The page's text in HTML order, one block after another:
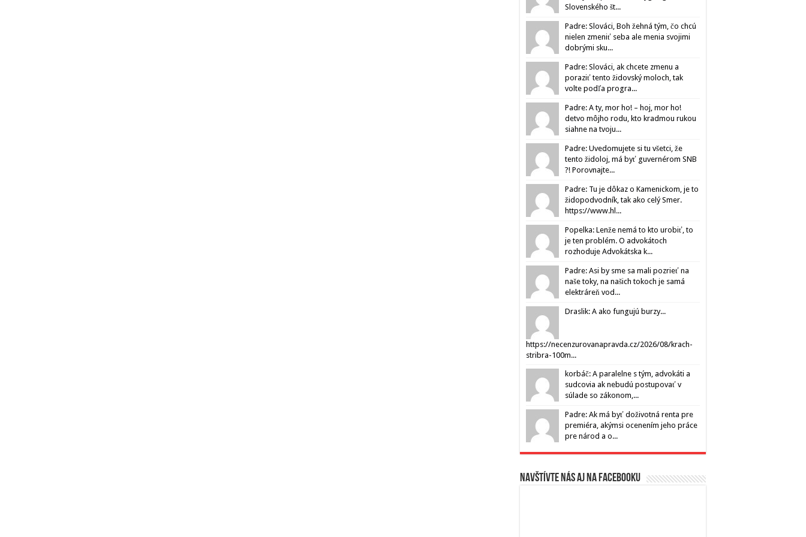
Slovenského št...
Padre: Slováci, Boh žehná tým, čo chcú
nielen zmeniť seba ale menia svojimi
dobrými sku...
Padre: Slováci, ak chcete zmenu a
poraziť tento židovský moloch, tak
volte podľa progra...
Padre: A ty, mor ho! – hoj, mor ho!
detvo môjho rodu, kto kradmou rukou
siahne na tvoju...
Padre: Uvedomujete si tu všetci, že
tento židoloj, má byť guvernérom SNB
?! Porovnajte...
Padre: Tu je dôkaz o Kamenickom, je to
židopodvodník, tak ako celý Smer.
https://www.hl...
Popelka: Lenže nemá to kto urobiť, to
je ten problém. O advokátoch
rozhoduje Advokátska k...
Padre: Asi by sme sa mali pozrieť na
naše toky, na našich tokoch je samá
elektráreň vod...
Draslik: A ako fungujú burzy...
https://necenzurovanapravda.cz/2026/08/krach-
stribra-100m...
korbáč: A paralelne s tým, advokáti a
sudcovia ak nebudú postupovať v
súlade so zákonom,...
Padre: Ak má byť doživotná renta pre
premiéra, akýmsi ocenením jeho práce
pre národ a o...
Navštívte nás aj na Facebooku